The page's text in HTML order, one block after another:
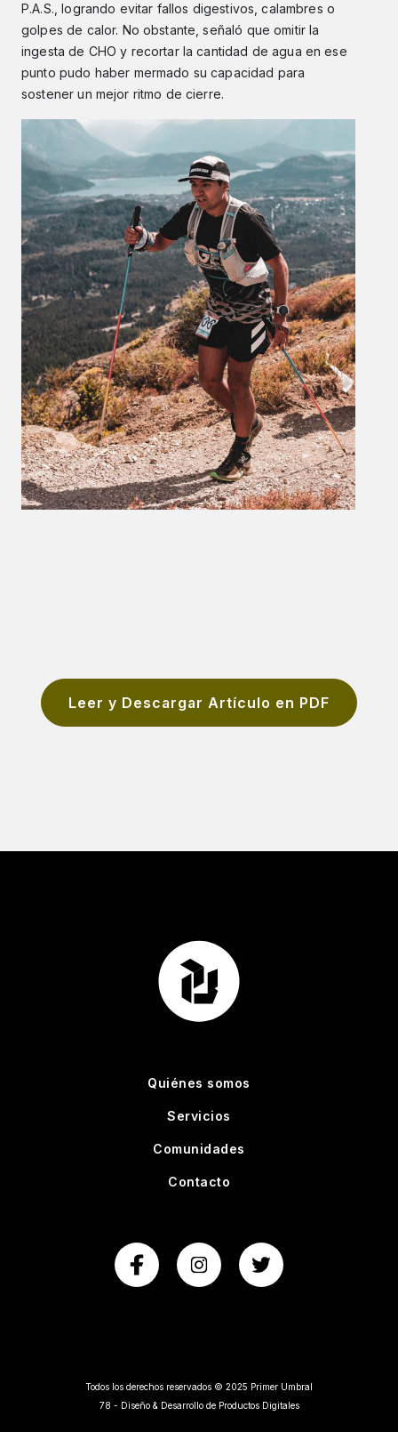
P.A.S., logrando evitar fallos digestivos, calambres o
golpes de calor. No obstante, señaló que omitir la
ingesta de CHO y recortar la cantidad de agua en ese
punto pudo haber mermado su capacidad para
sostener un mejor ritmo de cierre.
Leer y Descargar Artículo en PDF
Quiénes somos
Servicios
Comunidades
Contacto
Todos los derechos reservados © 2025 Primer Umbral
78 - Diseño & Desarrollo de Productos Digitales